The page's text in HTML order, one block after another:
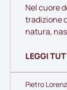
Nel cuore
tradizione
natura,
LEGGI
Pietro